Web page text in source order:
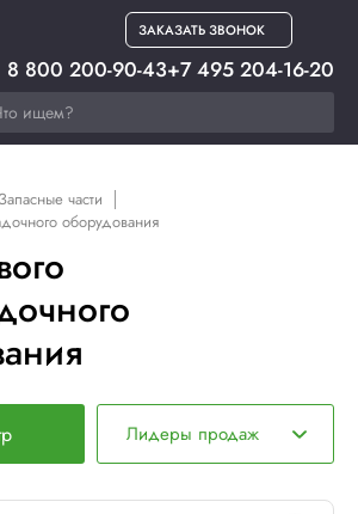
ЗАКАЗАТЬ ЗВОНОК
8 800 200-90-43+7 495 204-16-20
Запасные части
оборудования
Лидеры продаж